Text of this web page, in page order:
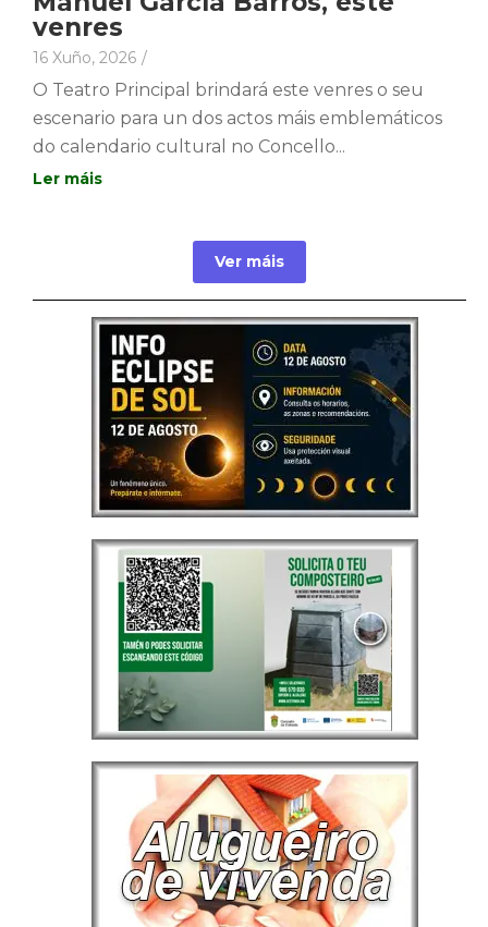
venres
16 Xuño, 2026 /
O Teatro Principal brindará este venres o seu
escenario para un dos actos máis emblemáticos
do calendario cultural no Concello...
Ver máis